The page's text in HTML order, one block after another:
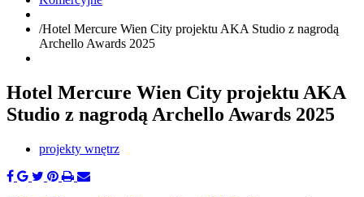
/Hotel Mercure Wien City projektu AKA Studio z nagrodą
Archello Awards 2025
Hotel Mercure Wien City projektu AKA
Studio z nagrodą Archello Awards 2025
projekty wnętrz